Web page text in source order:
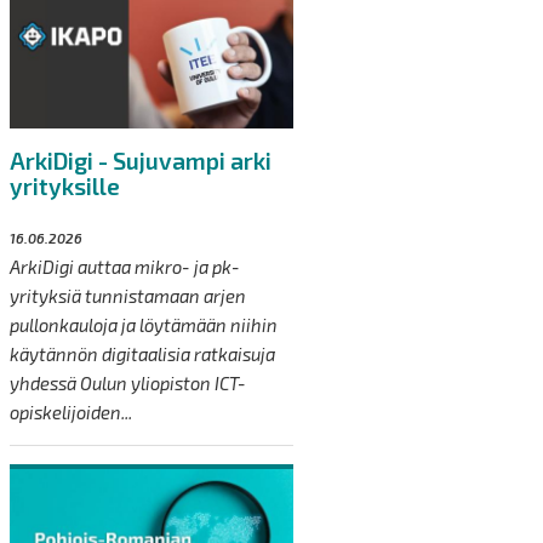
ArkiDigi - Sujuvampi arki
yrityksille
16.06.2026
ArkiDigi auttaa mikro- ja pk-
yrityksiä tunnistamaan arjen
pullonkauloja ja löytämään niihin
käytännön digitaalisia ratkaisuja
yhdessä Oulun yliopiston ICT-
opiskelijoiden...